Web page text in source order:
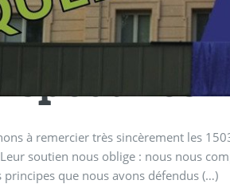
?
à remercier très sincèrement les
soutien nous oblige : nous nous
principes que nous avons défendus (…)